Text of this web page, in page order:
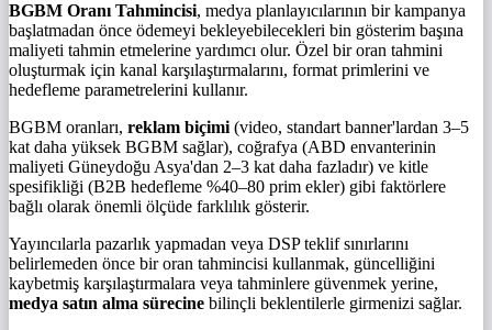
Gösterim sayısı
BGBM Oranı Tahmincisi, medya planlayıcılarının bir kampanya
başlatmadan önce ödemeyi bekleyebilecekleri bin gösterim başına
maliyeti tahmin etmelerine yardımcı olur. Özel bir oran tahmini
oluşturmak için kanal karşılaştırmalarını, format primlerini ve
hedefleme parametrelerini kullanır.
BGBM oranları, reklam biçimi (video, standart banner'lardan 3–5
kat daha yüksek BGBM sağlar), coğrafya (ABD envanterinin
maliyeti Güneydoğu Asya'dan 2–3 kat daha fazladır) ve kitle
spesifikliği (B2B hedefleme %40–80 prim ekler) gibi faktörlere
bağlı olarak önemli ölçüde farklılık gösterir.
Yayıncılarla pazarlık yapmadan veya DSP teklif sınırlarını
belirlemeden önce bir oran tahmincisi kullanmak, güncelliğini
kaybetmiş karşılaştırmalara veya tahminlere güvenmek yerine,
medya satın alma sürecine bilinçli beklentilerle girmenizi sağlar.